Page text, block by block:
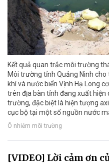
Kết quả quan trắc môi trường
Môi trường tỉnh Quảng Ninh
khí và nước biển Vịnh Hạ Long
trên địa bàn tỉnh đang xuất
trường, đặc biệt là hiện tượng
cục bộ tại một số nguồn nước
Ô nhiễm môi trường
[VIDEO] Lời cảm ơn